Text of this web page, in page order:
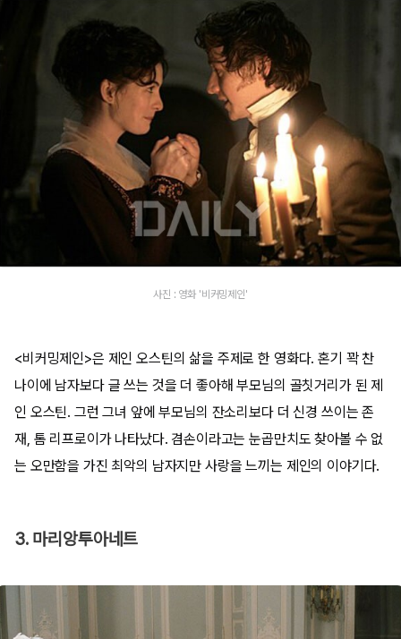
사진 : 영화 '비커밍제인'
<비커밍제인>은 제인 오스틴의 삶을 주제로 한 영화다. 혼기 꽉 찬
나이에 남자보다 글 쓰는 것을 더 좋아해 부모님의 골칫거리가 된 제
인 오스틴. 그런 그녀 앞에 부모님의 잔소리보다 더 신경 쓰이는 존
재, 톰 리프로이가 나타났다. 겸손이라고는 눈곱만치도 찾아볼 수 없
는 오만함을 가진 최악의 남자지만 사랑을 느끼는 제인의 이야기다.
3. 마리앙투아네트